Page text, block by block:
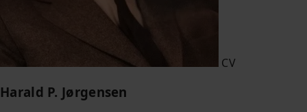
CV
Harald P. Jørgensen